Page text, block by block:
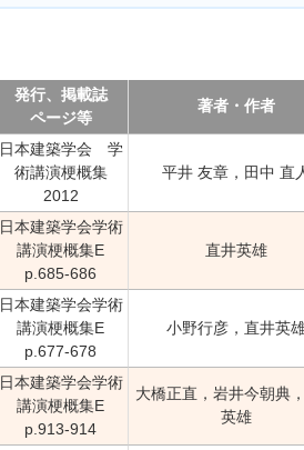
発行、掲載誌
ページ等
著者・作者
日本建築学会 学
術講演梗概集
2012
平井 友章，田中 直
日本建築学会学術
講演梗概集E
p.685-686
直井英雄
日本建築学会学術
講演梗概集E
p.677-678
小野行彦，直井英
日本建築学会学術
講演梗概集E
p.913-914
大橋正直，岩井今朝典
英雄